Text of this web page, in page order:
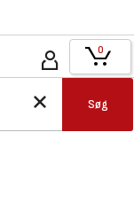
Søg
0